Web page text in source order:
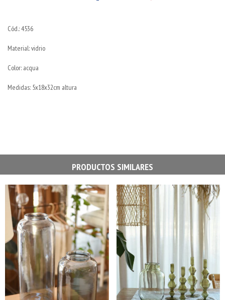
Cód.: 4536
Material: vidrio
Color: acqua
Medidas: 5x18x32cm altura
PRODUCTOS SIMILARES